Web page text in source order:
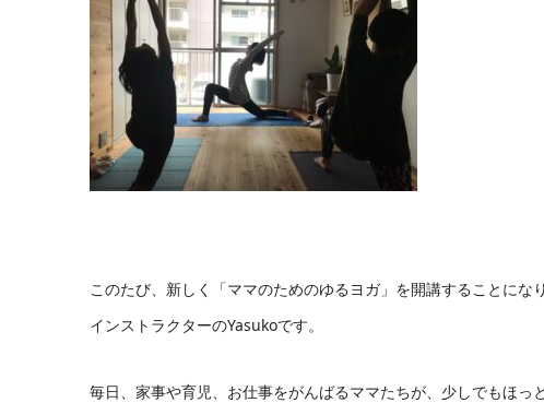
このたび、新しく「ママのためのゆるヨガ」を開講することにな
インストラクターのYasukoです。
毎日、家事や育児、お仕事をがんばるママたちが、少しでもほ